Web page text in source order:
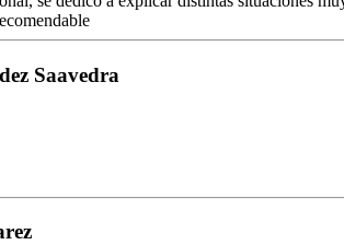
Saavedra